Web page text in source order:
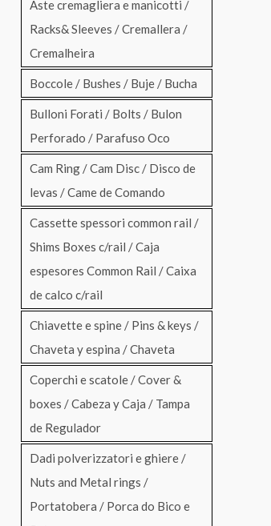
Aste cremagliera e manicotti /
Racks& Sleeves / Cremallera /
Cremalheira
Boccole / Bushes / Buje / Bucha
Bulloni Forati / Bolts / Bulon
Perforado / Parafuso Oco
Cam Ring / Cam Disc / Disco de
levas / Came de Comando
Cassette spessori common rail /
Shims Boxes c/rail / Caja
espesores Common Rail / Caixa
de calco c/rail
Chiavette e spine / Pins & keys /
Chaveta y espina / Chaveta
Coperchi e scatole / Cover &
boxes / Cabeza y Caja / Tampa
de Regulador
Dadi polverizzatori e ghiere /
Nuts and Metal rings /
Portatobera / Porca do Bico e